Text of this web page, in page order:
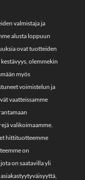
valmistaja ja
alusta loppuun
ovat tuotteiden
olemmekin
myös
voimistelun ja
vaatteissamme
valikoimaamme.
hittituotteemme
on
on saatavilla yli